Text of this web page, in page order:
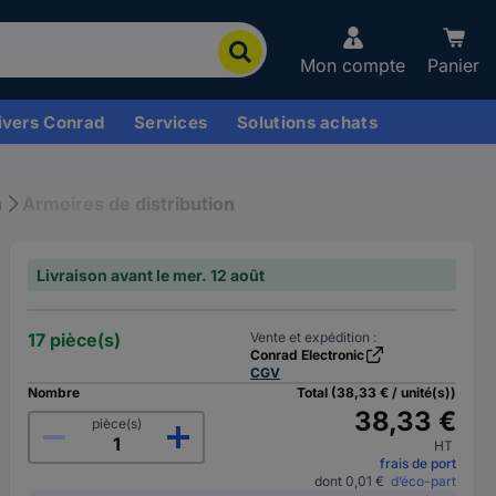
Mon compte Panier
Conrad Services Solutions achats
Armoires de distribution
Livraison avant le mer. 12 août
17 pièce(s)
Vente et expédition :
Conrad Electronic
CGV
Nombre
pièce(s)
Total (38,33 € / unité(s))
38,33 €
HT
frais de port
dont 0,01 € d’éco-part